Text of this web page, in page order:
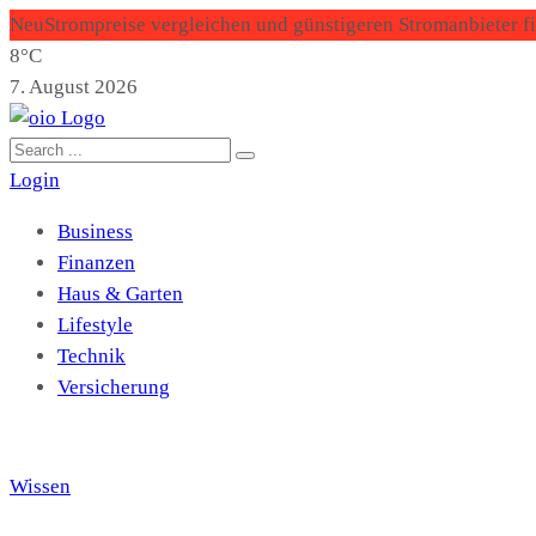
NeuStrompreise vergleichen und günstigeren Stromanbieter
8°C
7. August 2026
Login
Business
Finanzen
Haus & Garten
Lifestyle
Technik
Versicherung
Wissen